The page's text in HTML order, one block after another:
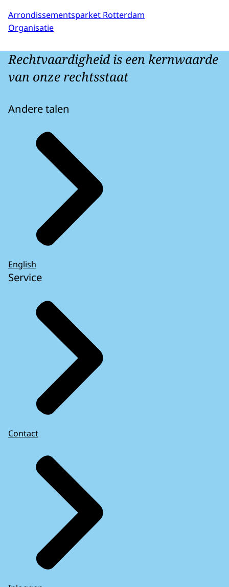
Arrondissementsparket Rotterdam
Organisatie
Rechtvaardigheid is een kernwaarde
van onze rechtsstaat
Andere talen
English
Service
Contact